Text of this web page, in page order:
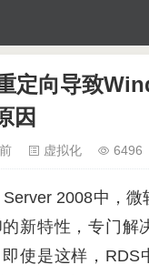
定向导致
因
虚拟化 6496
2008中，微
新特性，专门解
使是这样，RDS